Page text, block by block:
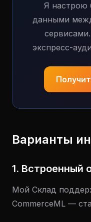
Я настрою
данными
экспресс-
Варианты
1. Встроенный
Мой Склад
CommerceML —